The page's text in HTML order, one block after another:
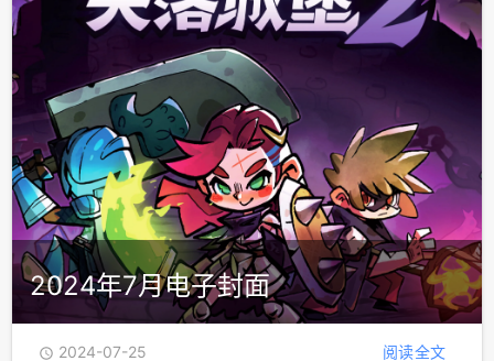
2024年7月电子封面
 2024-07-25 阅读全文